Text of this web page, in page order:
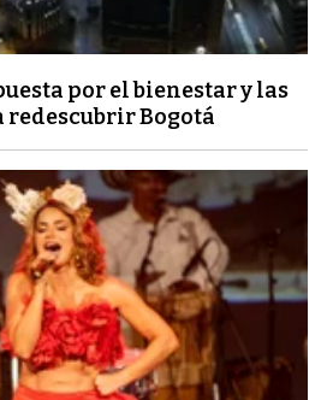
por el bienestar y las
Bogotá